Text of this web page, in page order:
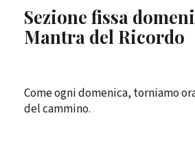
Sezione fissa
Mantra del Ricordo
Come ogni domenica, torniamo
del cammino.